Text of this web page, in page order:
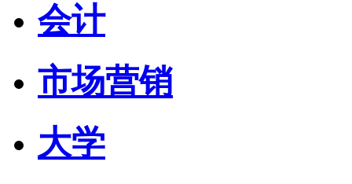
会计
市场营销
大学